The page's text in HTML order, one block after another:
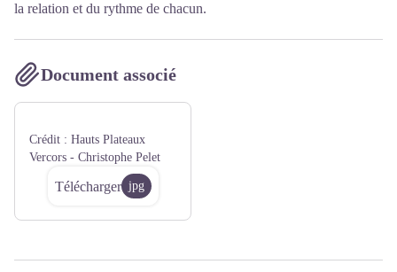
la relation et du rythme de chacun.
Document associé
Crédit : Hauts Plateaux
Vercors - Christophe Pelet
Télécharger jpg